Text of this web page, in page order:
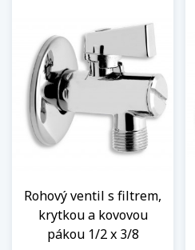
Rohový ventil s filtrem,
krytkou a kovovou
pákou 1/2 x 3/8